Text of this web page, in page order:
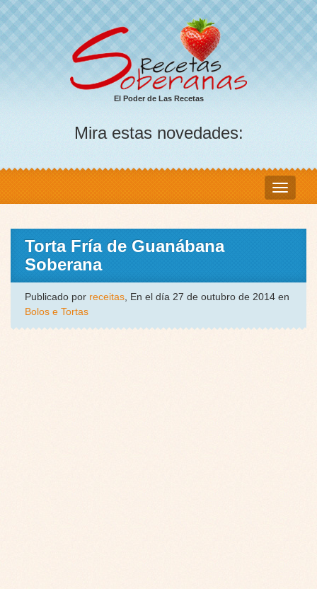
El Poder de Las Recetas
Mira estas novedades:
Torta Fría de Guanábana
Soberana
Publicado por receitas, En el día 27 de outubro de 2014 en
Bolos e Tortas